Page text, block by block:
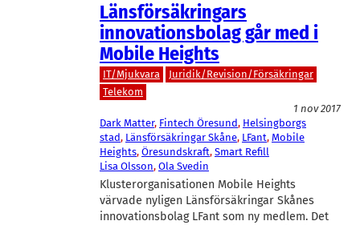
Länsförsäkringars
innovationsbolag går med i
Mobile Heights
IT/Mjukvara
Juridik/Revision/Försäkringar
Telekom
1 nov 2017
Dark Matter, Fintech Öresund, Helsingborgs
stad, Länsförsäkringar Skåne, LFant, Mobile
Heights, Öresundskraft, Smart Refill
Lisa Olsson, Ola Svedin
Klusterorganisationen Mobile Heights
värvade nyligen Länsförsäkringar Skånes
innovationsbolag LFant som ny medlem. Det